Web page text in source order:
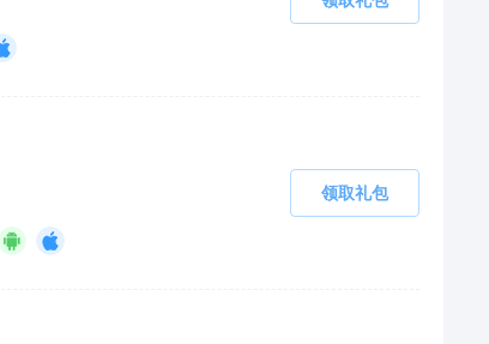
领取礼包